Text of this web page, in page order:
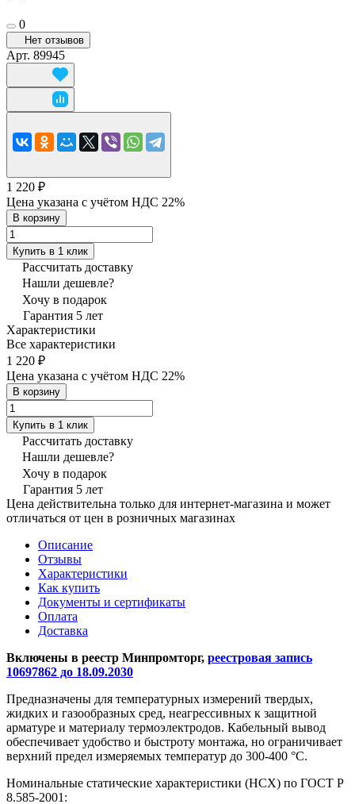
0
Нет отзывов
Арт. 89945
1 220 ₽
Цена указана с учётом НДС 22%
В корзину
Купить в 1 клик
Рассчитать доставку
Нашли дешевле?
Хочу в подарок
Гарантия 5 лет
Характеристики
Все характеристики
1 220 ₽
Цена указана с учётом НДС 22%
В корзину
Купить в 1 клик
Рассчитать доставку
Нашли дешевле?
Хочу в подарок
Гарантия 5 лет
Цена действительна только для интернет-магазина и может
отличаться от цен в розничных магазинах
Описание
Отзывы
Характеристики
Как купить
Документы и сертификаты
Оплата
Доставка
Включены в реестр Минпромторг, реестровая запись
10697862 до 18.09.2030
Предназначены для температурных измерений твердых,
жидких и газообразных сред, неагрессивных к защитной
арматуре и материалу термоэлектродов. Кабельный вывод
обеспечивает удобство и быстроту монтажа, но ограничивает
верхний предел измеряемых температур до 300-400 °С.
Номинальные статические характеристики (НСХ) по ГОСТ Р
8.585-2001: